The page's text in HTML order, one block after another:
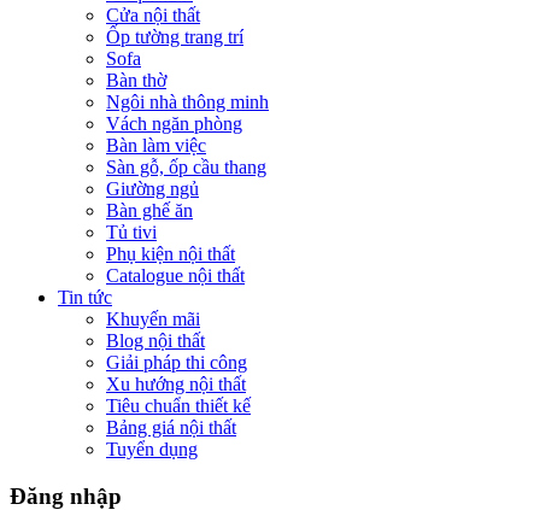
Cửa nội thất
Ốp tường trang trí
Sofa
Bàn thờ
Ngôi nhà thông minh
Vách ngăn phòng
Bàn làm việc
Sàn gỗ, ốp cầu thang
Giường ngủ
Bàn ghế ăn
Tủ tivi
Phụ kiện nội thất
Catalogue nội thất
Tin tức
Khuyến mãi
Blog nội thất
Giải pháp thi công
Xu hướng nội thất
Tiêu chuẩn thiết kế
Bảng giá nội thất
Tuyển dụng
Đăng nhập